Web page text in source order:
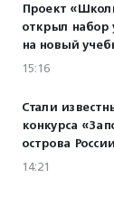
Проект
открыл набор
на новый
15:16
Стали
конкурса
острова
14:21